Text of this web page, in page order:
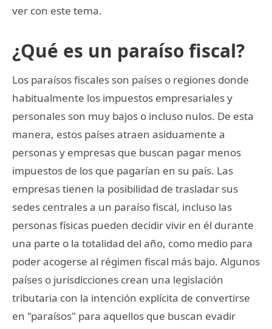
ver con este tema.
¿Qué es un paraíso fiscal?
Los paraísos fiscales son países o regiones donde
habitualmente los impuestos empresariales y
personales son muy bajos o incluso nulos. De esta
manera, estos países atraen asiduamente a
personas y empresas que buscan pagar menos
impuestos de los que pagarían en su país. Las
empresas tienen la posibilidad de trasladar sus
sedes centrales a un paraíso fiscal, incluso las
personas físicas pueden decidir vivir en él durante
una parte o la totalidad del año, como medio para
poder acogerse al régimen fiscal más bajo. Algunos
países o jurisdicciones crean una legislación
tributaria con la intención explícita de convertirse
en "paraísos" para aquellos que buscan evadir